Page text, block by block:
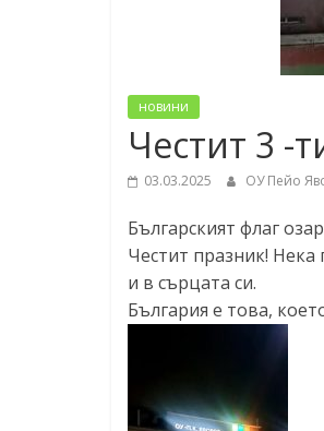
новини
Честит 3 -
03.03.2025 ОУ Пейо
Българският флаг
Честит празник! Нека
и в сърцата си.
България е това,